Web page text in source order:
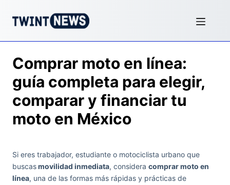
Comprar moto en línea:
guía completa para elegir,
comparar y financiar tu
moto en México
Si eres trabajador, estudiante o motociclista urbano que
buscasmovilidad inmediata, considera comprar moto en
línea, una de las formas más rápidas y prácticas de